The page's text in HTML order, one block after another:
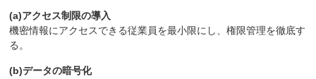
(a)アクセス制限の導入
機密情報にアクセスできる従業員を最小限にし、権限管理を徹底す
る。
(b)データの暗号化